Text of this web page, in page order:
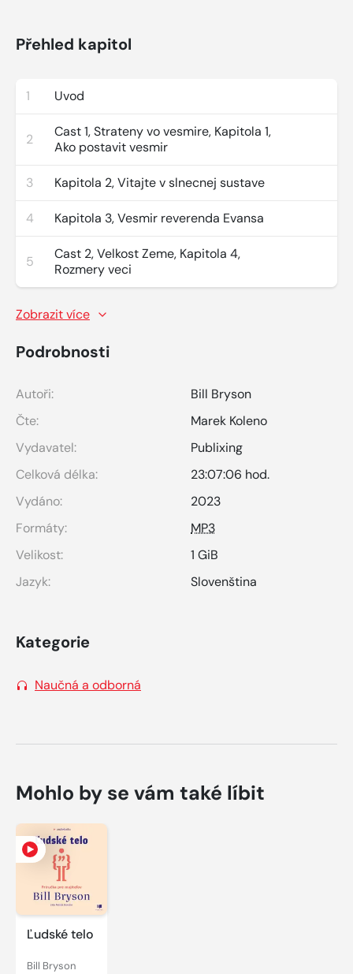
Přehled kapitol
1 Uvod
2
Cast 1, Strateny vo vesmire, Kapitola 1,
Ako postavit vesmir
3 Kapitola 2, Vitajte v slnecnej sustave
4 Kapitola 3, Vesmir reverenda Evansa
5
Cast 2, Velkost Zeme, Kapitola 4,
Rozmery veci
Zobrazit více
Podrobnosti
Autoři:
Bill Bryson
Čte:
Marek Koleno
Vydavatel:
Publixing
Celková délka:
23:07:06 hod.
Vydáno:
2023
Formáty:
MP3
Velikost:
1 GiB
Jazyk:
Slovenština
Kategorie
Naučná a odborná
Mohlo by se vám také líbit
Ľudské telo
Bill Bryson